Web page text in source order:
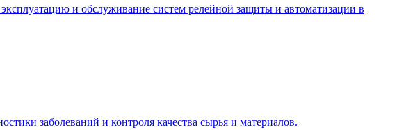
и обслуживание систем релейной защиты и автоматизации в
заболеваний и контроля качества сырья и материалов.